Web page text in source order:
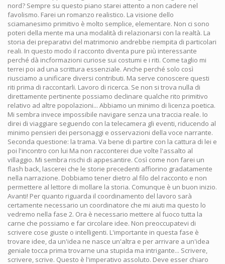
nord? Sempre su questo piano starei attento a non cadere nel
favolismo. Farei un romanzo realistico. La visione dello
sciamanesimo primitivo è molto semplice, elementare. Non ci sono
poteri della mente ma una modalità di relazionarsi con la realtà. La
storia dei preparativi del matrimonio andrebbe riempita di particolari
reali. In questo modo il racconto diventa pure più interessante
perché dà incformazioni curiose sui costumi e i riti. Come taglio mi
terrei poi ad una scrittura essenziale. Anche perché solo così
riusciamo a unificare diversi contributi. Ma serve conoscere questi
riti prima di raccontarli. Lavoro di ricerca. Se non si trova nulla di
direttamente pertinente possiamo declinare qualche rito primitivo
relativo ad altre popolazioni... Abbiamo un minimo di licenza poetica.
Mi sembra invece impossibile navigare senza una traccia reale. Io
direi di viaggiare seguendo con la telecamera gli eventi, riducendo al
minimo pensieri dei personaggi e osservazioni della voce narrante.
Seconda questione: la trama. Va bene di partire con la cattura di lei e
poi l'incontro con lui Ma non racconterei due volte l'assalto al
villaggio. Mi sembra rischi di appesantire. Così come non farei un
flash back, lascerei che le storie precedenti affiorino gradatamente
nella narrazione. Dobbiamo tener dietro al filo del racconto e non
permettere al lettore di mollare la storia. Comunque è un buon inizio.
Avanti! Per quanto riguarda il coordinamento del lavoro sarà
certamente necessario un coordinatore che mi aiuti ma questo lo
vedremo nella fase 2. Ora è necessario mettere al fuoco tutta la
carne che possiamo e far circolare idee. Non preoccupatevi di
scrivere cose giuste o intelligenti. L'importante in questa fase è
trovare idee, da un'idea ne nasce un'altra e per arrivare a un'idea
geniale tocca prima trovarne una stupida ma intrigante... Scrivere,
scrivere, scrive. Questo è l'imperativo assoluto. Deve esser chiaro